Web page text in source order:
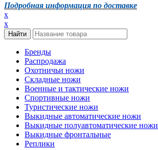
Подробная информация по доставке
x
x
Бренды
Распродажа
Охотничьи ножи
Складные ножи
Военные и тактические ножи
Спортивные ножи
Туристические ножи
Выкидные автоматические ножи
Выкидные полуавтоматические ножи
Выкидные фронтальные
Реплики